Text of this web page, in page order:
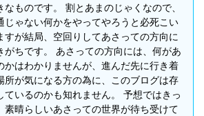
なものです。 割とあまのじゃくなので、
じゃない何かをやってやろうと必死こい
すが結局、空回りしてあさっての方向に
がちです。 あさっての方向には、何があ
かはわかりませんが、進んだ先に行き着
所が気になる方の為に、このブログは存
ているのかも知れません。 予想ではきっ
素晴らしいあさっての世界が待ち受けて